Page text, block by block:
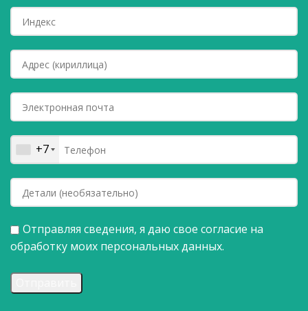
+7
Отправляя сведения, я даю свое согласие на
обработку моих персональных данных.